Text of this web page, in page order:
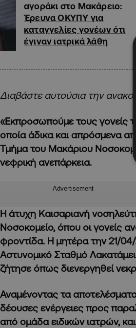
αγοράκι στο Μακάρειο:
Έρευνα ΟΚΥΠΥ για
καταγγελίες γονέων ότι
έγιναν ιατρικά λάθη
Διαβάστε αυτούσια την
«Εκπροσωπούμε τους γονείς
οποία άδικα και απρόσμενα
Τμήμα του Μακάριου
νεφρική ανεπάρκεια.
Advertisement
Η άτυχη Καισαριανή
Νοσοκομείο, όπου οι γονείς
φροντίδα. Η μητέρα την 21/
Αστυνομικό Σταθμό
ζήτησε όπως διενεργηθεί
Αναμένοντας τα
δέουσες ενέργειες προς
από ομάδα ειδικών ιατρών,